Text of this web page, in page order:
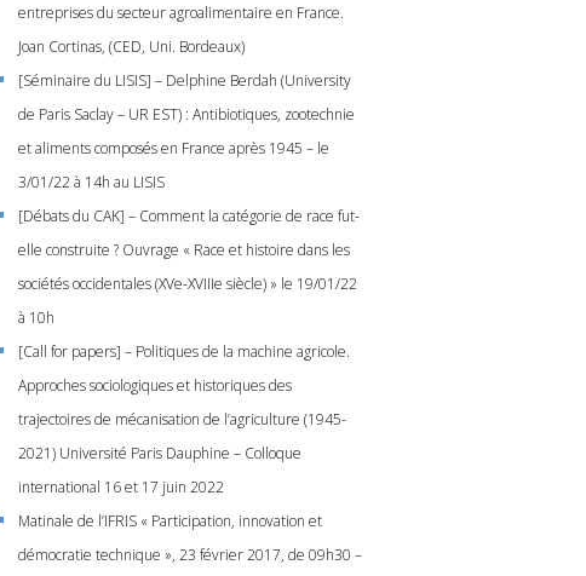
entreprises du secteur agroalimentaire en France.
Joan Cortinas, (CED, Uni. Bordeaux)
[Séminaire du LISIS] – Delphine Berdah (University
de Paris Saclay – UR EST) : Antibiotiques, zootechnie
et aliments composés en France après 1945 – le
3/01/22 à 14h au LISIS
[Débats du CAK] – Comment la catégorie de race fut-
elle construite ? Ouvrage « Race et histoire dans les
sociétés occidentales (XVe-XVIIIe siècle) » le 19/01/22
à 10h
[Call for papers] – Politiques de la machine agricole.
Approches sociologiques et historiques des
trajectoires de mécanisation de l’agriculture (1945-
2021) Université Paris Dauphine – Colloque
international 16 et 17 juin 2022
Matinale de l’IFRIS « Participation, innovation et
démocratie technique », 23 février 2017, de 09h30 –